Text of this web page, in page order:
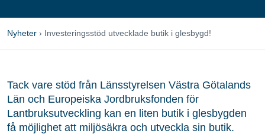
Nyheter › Investeringsstöd utvecklade butik i glesbygd!
Tack vare stöd från Länsstyrelsen Västra Götalands
Län och Europeiska Jordbruksfonden för
Lantbruksutveckling kan en liten butik i glesbygden
få möjlighet att miljösäkra och utveckla sin butik.